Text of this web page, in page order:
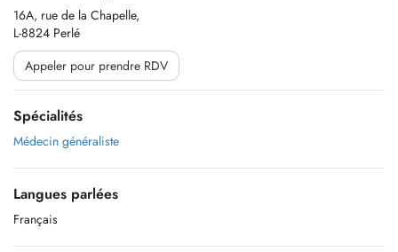
16A, rue de la Chapelle,
L-8824 Perlé
Appeler pour prendre RDV
Spécialités
Médecin généraliste
Langues parlées
Français